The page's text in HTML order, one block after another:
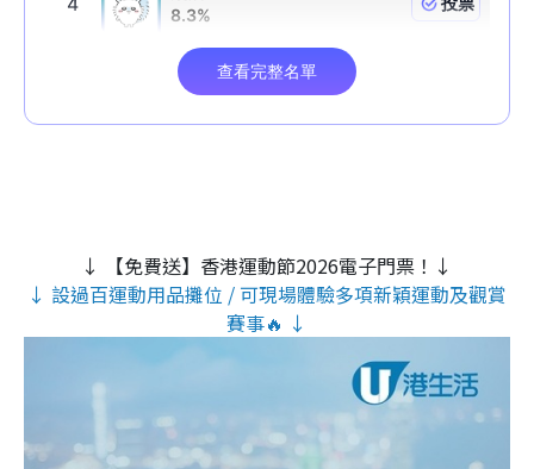
↓ 【免費送】香港運動節2026電子門票！↓
↓ 設過百運動用品攤位 / 可現場體驗多項新穎運動及觀賞
賽事🔥 ↓